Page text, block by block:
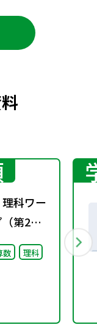
科ワー
第2
数 理科